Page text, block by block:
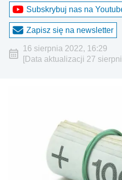
Subskrybuj nas na
Zapisz się na newsletter
16 sierpnia 2022, 16:29
[Data aktualizacji 27